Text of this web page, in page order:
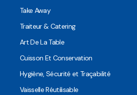
Take Away
Traiteur & Catering
Art De La Table
Cuisson Et Conservation
Hygiène, Sécurité et Traçabilité
Vaisselle Réutilisable